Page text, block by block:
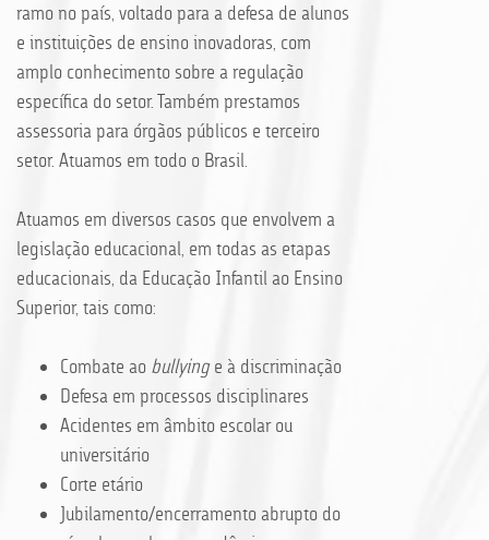
ramo no país, voltado para a defesa de alunos
e instituições de ensino inovadoras, com
amplo conhecimento sobre a regulação
específica do setor. Também prestamos
assessoria para órgãos públicos e terceiro
setor. Atuamos em todo o Brasil.
Atuamos em diversos casos que envolvem a
legislação educacional, em todas as etapas
educacionais, da Educação Infantil ao Ensino
Superior, tais como:
Combate ao bullyinge à discriminação
Defesa em processos disciplinares
Acidentes em âmbito escolar ou
universitário
Corte etário
Jubilamento/encerramento abrupto do